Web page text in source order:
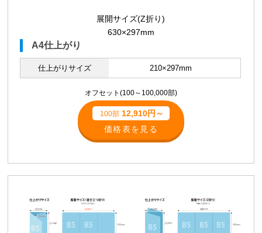
展開サイズ(Z折り)
630×297mm
A4仕上がり
仕上がりサイズ 210×297mm
オフセット(100～100,000部)
100部12,910円～
価格表を見る